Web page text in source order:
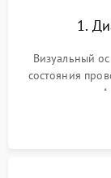
1.
Визуальный
состояния
колодке.
конвекцией,